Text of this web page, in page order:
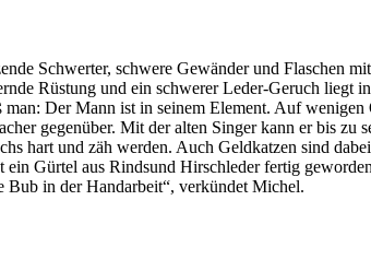
Schwerter, schwere Gewänder und Flaschen
Rüstung und ein schwerer Leder-Geruch
Der Mann ist in seinem Element. Auf
gegenüber. Mit der alten Singer kann er bis
hart und zäh werden. Auch Geldkatzen sind
Gürtel aus Rindsund Hirschleder fertig
Bub in der Handarbeit“, verkündet Michel.